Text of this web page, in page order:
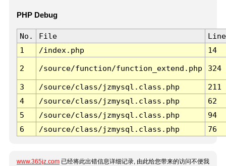
PHP Debug
No. File
Line
1
/index.php 14
2 /source/function/function_extend.php 324
3 /source/class/jzmysql.class.php
211
4
/source/class/jzmysql.class.php
62
5
/source/class/jzmysql.class.php
94
6
/source/class/jzmysql.class.php 76
www.365jz.com 已经将此出错信息详细记录, 由此给您带来的访问不便我